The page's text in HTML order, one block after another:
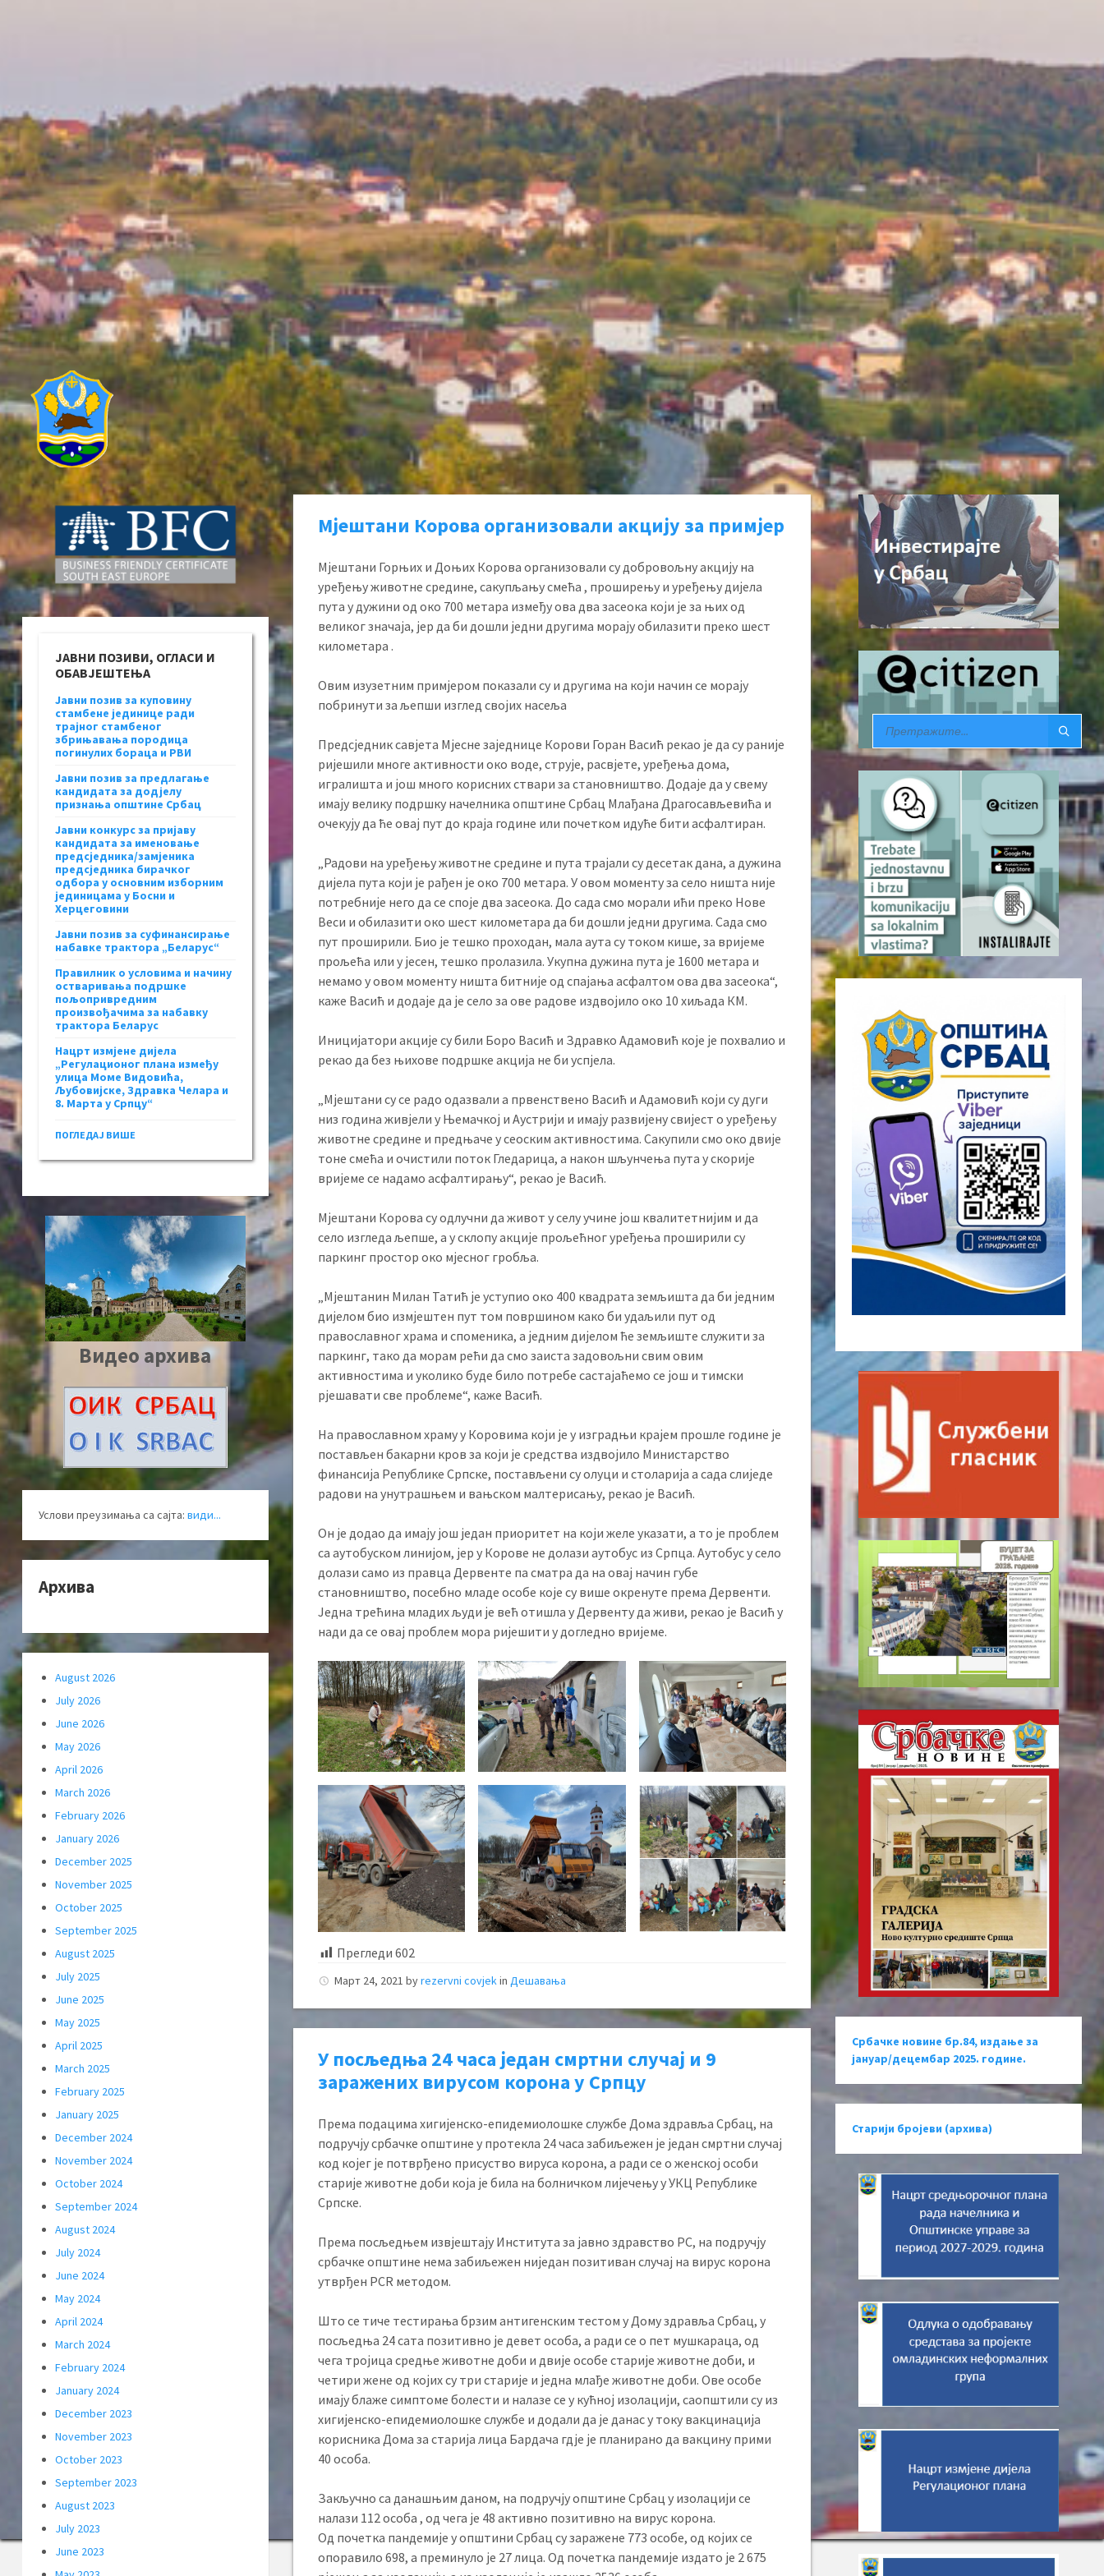
Мјештани Корова организовали акцију за примјер
Мјештани Горњих и Доњих Корова организовали су добровољну акцију на
уређењу животне средине, сакупљању смећа , проширењу и уређењу дијела
пута у дужини од око 700 метара између ова два засеока који је за њих од
великог значаја, јер да би дошли једни другима морају обилазити преко шест
километара .
Овим изузетним примјером показали су и другима на који начин се морају
побринути за љепши изглед својих насеља
Предсједник савјета Мјесне заједнице Корови Горан Васић рекао је да су раније
ријешили многе активности око воде, струје, расвјете, уређења дома,
игралишта и још много корисних ствари за становништво. Додаје да у свему
имају велику подршку начелника општине Србац Млађана Драгосављевића и
очекују да ће овај пут до краја године или почетком идуће бити асфалтиран.
„Радови на уређењу животне средине и пута трајали су десетак дана, а дужина
дијела пута који је рађен је око 700 метара. У овом моменту за село ништа није
потребније него да се споје два засеока. До сада смо морали ићи преко Нове
Веси и обилазити око шест километара да би дошли једни другима. Сада смо
пут проширили. Био је тешко проходан, мала аута су током кише, за вријеме
прољећа или у јесен, тешко пролазила. Укупна дужина пута је 1600 метара и
немамо у овом моменту ништа битније од спајања асфалтом ова два засеока“,
каже Васић и додаје да је село за ове радове издвојило око 10 хиљада КМ.
Иницијатори акције су били Боро Васић и Здравко Адамовић које је похвалио и
рекао да без њихове подршке акција не би успјела.
„Мјештани су се радо одазвали а првенствено Васић и Адамовић који су дуги
низ година живјели у Њемачкој и Аустрији и имају развијену свијест о уређењу
животне средине и предњаче у сеоским активностима. Сакупили смо око двије
тоне смећа и очистили поток Гледарица, а након шљунчења пута у скорије
вријеме се надамо асфалтирању“, рекао је Васић.
Мјештани Корова су одлучни да живот у селу учине још квалитетнијим и да
село изгледа љепше, а у склопу акције прољећног уређења проширили су
паркинг простор око мјесног гробља.
„Мјештанин Милан Татић је уступио око 400 квадрата земљишта да би једним
дијелом био измјештен пут том површином како би удаљили пут од
православног храма и споменика, а једним дијелом ће земљиште служити за
паркинг, тако да морам рећи да смо заиста задовољни свим овим
активностима и уколико буде било потребе састајаћемо се још и тимски
рјешавати све проблеме“, каже Васић.
На православном храму у Коровима који је у изградњи крајем прошле године је
постављен бакарни кров за који је средства издвојило Министарство
финансија Републике Српске, постављени су олуци и столарија а сада слиједе
радови на унутрашњем и вањском малтерисању, рекао је Васић.
Он је додао да имају још један приоритет на који желе указати, а то је проблем
са аутобуском линијом, јер у Корове не долази аутобус из Српца. Аутобус у село
долази само из правца Дервенте па сматра да на овај начин губе
становништво, посебно младе особе које су више окренуте према Дервенти.
Једна трећина младих људи је већ отишла у Дервенту да живи, рекао је Васић у
нади да се овај проблем мора ријешити у догледно вријеме.
Прегледи 602
Март 24, 2021 byrezervni covjekin Дешавања
У посљедња 24 часа један смртни случај и 9
заражених вирусом корона у Српцу
Према подацима хигијенско-епидемиолошке службе Дома здравља Србац, на
подручју србачке општине у протекла 24 часа забиљежен је један смртни случај
код којег је потврђено присуство вируса корона, а ради се о женској особи
старије животне доби која је била на болничком лијечењу у УКЦ Републике
Српске.
Према посљедњем извјештају Института за јавно здравство РС, на подручју
србачке општине нема забиљежен ниједан позитиван случај на вирус корона
утврђен PCR методом.
Што се тиче тестирања брзим антигенским тестом у Дому здравља Србац, у
посљедња 24 сата позитивно је девет особа, а ради се о пет мушкараца, од
чега тројица средње животне доби и двије особе старије животне доби, и
четири жене од којих су три старије и једна млађе животне доби. Ове особе
имају блаже симптоме болести и налазе се у кућној изолацији, саопштили су из
хигијенско-епидемиолошке службе и додали да је данас у току вакцинација
корисника Дома за старија лица Бардача гдје је планирано да вакцину прими
40 особа.
Закључно са данашњим даном, на подручју општине Србац у изолацији се
налази 112 особа , од чега је 48 активно позитивно на вирус корона.
Од почетка пандемије у општини Србац су заражене 773 особе, од којих се
опоравило 698, а преминуло је 27 лица. Од почетка пандемије издато је 2 675
ЈАВНИ ПОЗИВИ, ОГЛАСИ И
ОБАВЈЕШТЕЊА
Јавни позив за куповину
стамбене јединице ради
трајног стамбеног
збрињавања породица
погинулих бораца и РВИ
Јавни позив за предлагање
кандидата за додјелу
признања општине Србац
Јавни конкурс за пријаву
кандидата за именовање
предсједника/замјеника
предсједника бирачког
одбора у основним изборним
јединицама у Босни и
Херцеговини
Јавни позив за суфинансирање
набавке трактора „Беларус“
Правилник о условима и начину
остваривања подршке
пољопривредним
произвођачима за набавку
трактора Беларус
Нацрт измјене дијела
„Регулационог плана између
улица Моме Видовића,
Љубовијске, Здравка Челара и
8. Марта у Српцу“
ПОГЛЕДАЈ ВИШЕ
Видео архива
Услови преузимања са сајта: види...
Архива
August 2026
July 2026
June 2026
May 2026
April 2026
March 2026
February 2026
January 2026
December 2025
November 2025
October 2025
September 2025
August 2025
July 2025
June 2025
May 2025
April 2025
March 2025
February 2025
January 2025
December 2024
November 2024
October 2024
September 2024
August 2024
July 2024
June 2024
May 2024
April 2024
March 2024
February 2024
January 2024
December 2023
November 2023
October 2023
September 2023
August 2023
July 2023
June 2023
Србачке новине бр.84, издање за
јануар/децембар 2025. године.
Старији бројеви (архива)